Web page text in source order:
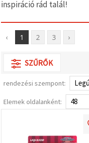
tartalmat
hirdetéseket
jelenítsünk
meg,
beleértve
marketingpartnereink
segítségével
gombra
sütit, vagy
inspiráció rád talál!
‹ 1 2 3 ›
SZŰRŐK
rendezési szempont:
Elemek oldalanként: